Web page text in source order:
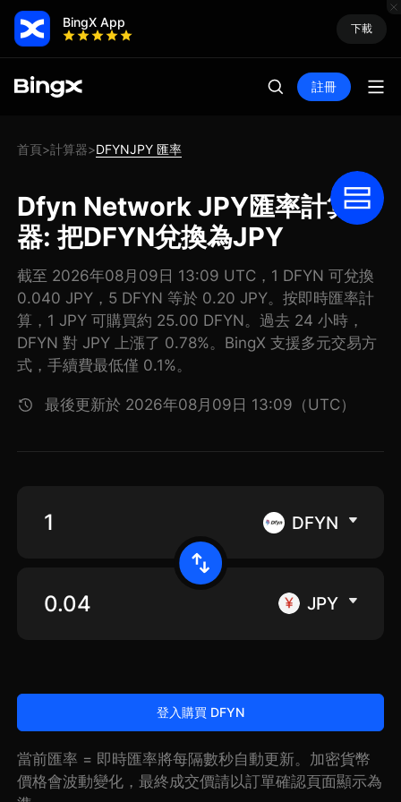
BingX App 下載
註冊
首頁>計算器>DFYNJPY 匯率
Dfyn Network JPY匯率計算
器: 把DFYN兌換為JPY
截至 2026年08月09日 13:09 UTC，1 DFYN 可兌換
0.040 JPY，5 DFYN 等於 0.20 JPY。按即時匯率計
算，1 JPY 可購買約 25.00 DFYN。過去 24 小時，
DFYN 對 JPY 上漲了 0.78%。BingX 支援多元交易方
式，手續費最低僅 0.1%。
最後更新於 2026年08月09日 13:09（UTC）
DFYN
JPY
登入購買 DFYN
當前匯率 = 即時匯率將每隔數秒自動更新。加密貨幣
價格會波動變化，最終成交價請以訂單確認頁面顯示為